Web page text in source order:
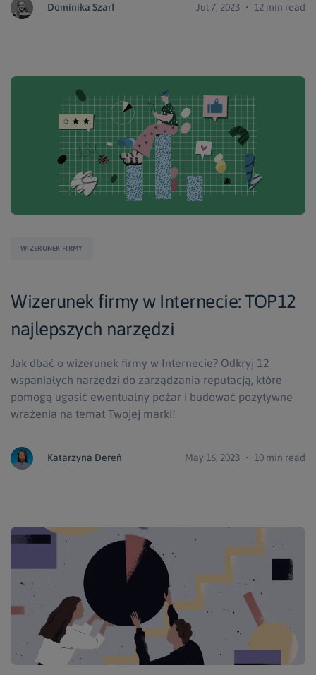
Dominika Szarf Jul 7, 2023 ・ 12 min read
WIZERUNEK FIRMY
Wizerunek firmy w Internecie: TOP12
najlepszych narzędzi
Jak dbać o wizerunek firmy w Internecie? Odkryj 12
wspaniałych narzędzi do zarządzania reputacją, które
pomogą ugasić ewentualny pożar i budować pozytywne
wrażenia na temat Twojej marki!
Katarzyna Dereń May 16, 2023 ・ 10 min read